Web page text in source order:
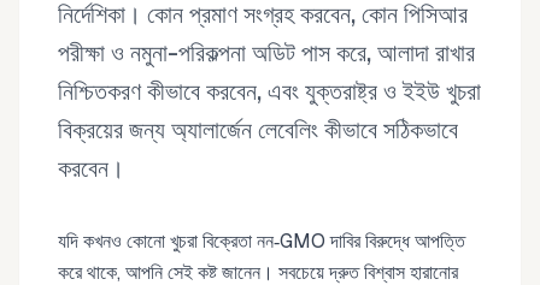
নির্দেশিকা। কোন প্রমাণ সংগ্রহ করবেন, কোন পিসিআর
পরীক্ষা ও নমুনা-পরিকল্পনা অডিট পাস করে, আলাদা রাখার
নিশ্চিতকরণ কীভাবে করবেন, এবং যুক্তরাষ্ট্র ও ইইউ খুচরা
বিক্রয়ের জন্য অ্যালার্জেন লেবেলিং কীভাবে সঠিকভাবে
করবেন।
যদি কখনও কোনো খুচরা বিক্রেতা নন‑GMO দাবির বিরুদ্ধে আপত্তি
করে থাকে, আপনি সেই কষ্ট জানেন। সবচেয়ে দ্রুত বিশ্বাস হারানোর